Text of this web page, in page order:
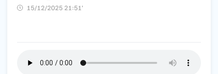
15/12/2025 21:51’